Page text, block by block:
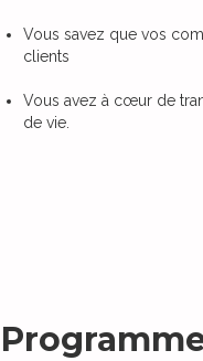
Vous savez que vos
clients
Vous avez à cœur de
de vie.